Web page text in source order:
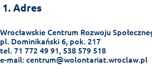
1. Adres
Wrocławskie Centrum Rozwoju
pl. Dominikański 6, pok. 217
tel. 71 772 49 91, 538 579 518
e-mail:centrum@wolontariat.wroclaw.pl